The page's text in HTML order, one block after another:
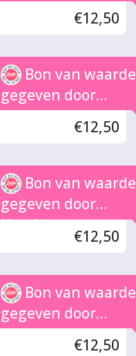
€12,50
Bon van waarde
gegeven door
Gerrit
€12,50
Bon van waarde
gegeven door
Ursula
€12,50
Bon van waarde
gegeven door
Alfred
€12,50